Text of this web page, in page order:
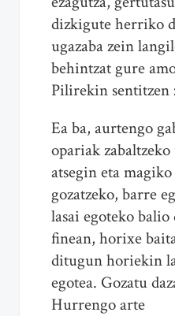
dizkigute herriko
ugazaba zein
behintzat gure
Pilirekin sentitzen
Ea ba, aurtengo
opariak
atsegin eta
gozatzeko, barre
lasai egoteko
finean, horixe
ditugun horiekin
egotea. Gozatu
Hurrengo arte